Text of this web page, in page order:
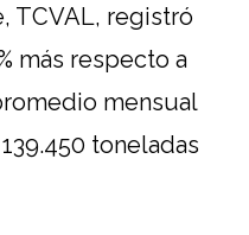
TCVAL, registró
más respecto a
mensual
toneladas